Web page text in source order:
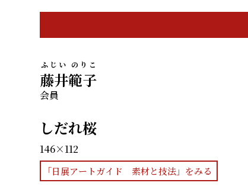
藤井範子
ふじい のりこ
会員
しだれ桜
146×112
「日展アートガイド 素材と技法」をみる